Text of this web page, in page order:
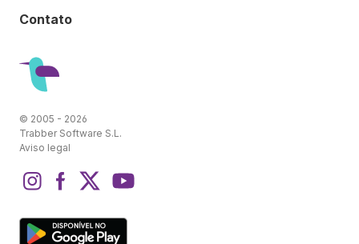
Contato
© 2005 - 2026
Trabber Software S.L.
Aviso legal